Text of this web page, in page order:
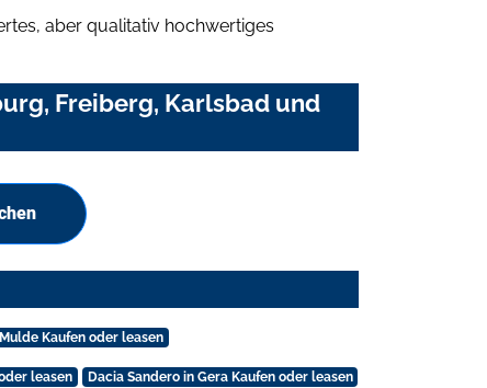
aber qualitativ hochwertiges
Freiberg, Karlsbad und
Kaufen oder leasen
leasen Dacia Sandero in Gera Kaufen oder leasen